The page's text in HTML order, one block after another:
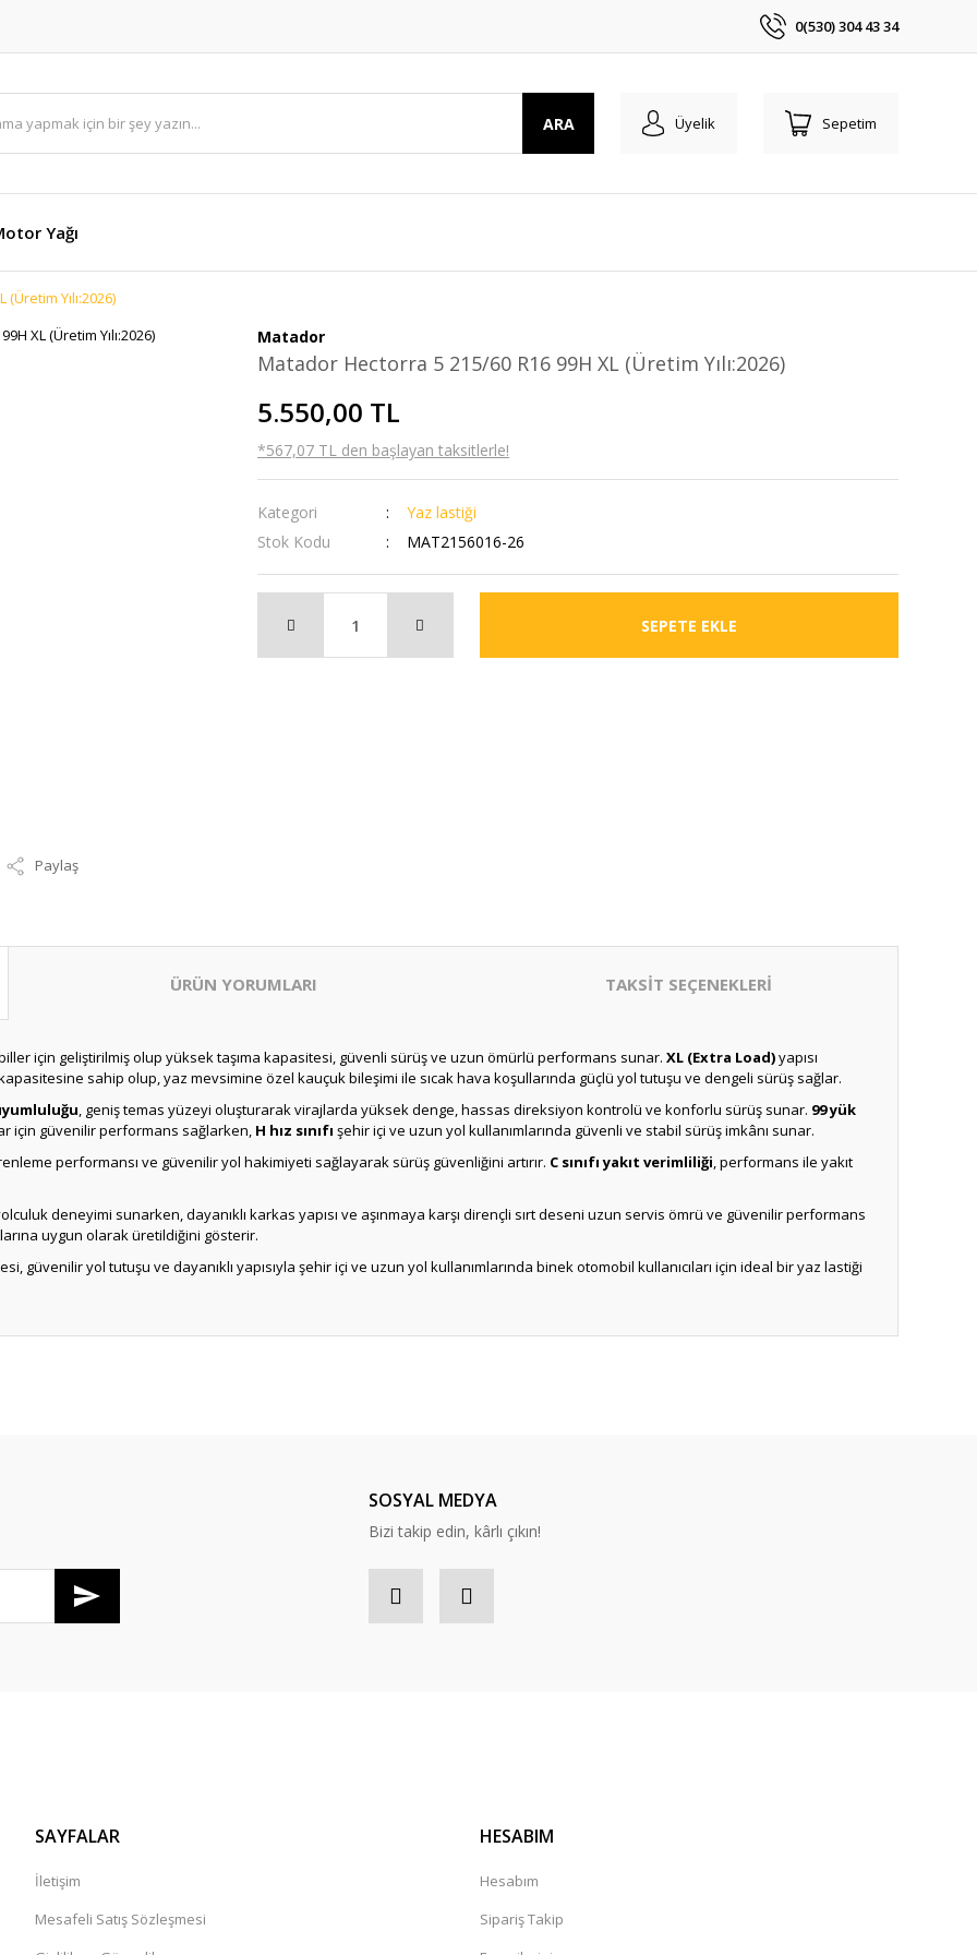
0(530) 304 43 34
ARA Üyelik Sepetim
Yağı
Yılı:2026)
Paylaş
Matador
Matador Hectorra 5 215/60 R16 99H XL (Üretim Yılı:2026)
5.550,00 TL
*567,07 TL den başlayan taksitlerle!
Kategori
Yaz lastiği
Stok Kodu
MAT2156016-26
SEPETE EKLE
ÜRÜN YORUMLARI TAKSİT SEÇENEKLERİ
için geliştirilmiş olup yüksek taşıma kapasitesi, güvenli sürüş ve uzun ömürlü performans sunar. XL (Extra Load)yapısı
sahip olup, yaz mevsimine özel kauçuk bileşimi ile sıcak hava koşullarında güçlü yol tutuşu ve dengeli sürüş sağlar.
, geniş temas yüzeyi oluşturarak virajlarda yüksek denge, hassas direksiyon kontrolü ve konforlu sürüş sunar. 99 yük
için güvenilir performans sağlarken, H hız sınıfı şehir içi ve uzun yol kullanımlarında güvenli ve stabil sürüş imkânı sunar.
performansı ve güvenilir yol hakimiyeti sağlayarak sürüş güvenliğini artırır. C sınıfı yakıt verimliliği, performans ile yakıt
deneyimi sunarken, dayanıklı karkas yapısı ve aşınmaya karşı dirençli sırt deseni uzun servis ömrü ve güvenilir performans
uygun olarak üretildiğini gösterir.
güvenilir yol tutuşu ve dayanıklı yapısıyla şehir içi ve uzun yol kullanımlarında binek otomobil kullanıcıları için ideal bir yaz lastiği
SOSYAL MEDYA
Bizi takip edin, kârlı çıkın!
SAYFALAR
İletişim
Mesafeli Satış Sözleşmesi
HESABIM
Hesabım
Sipariş Takip